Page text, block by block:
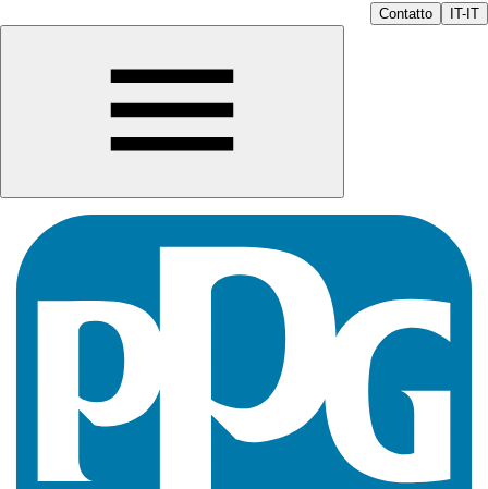
Contatto IT-IT